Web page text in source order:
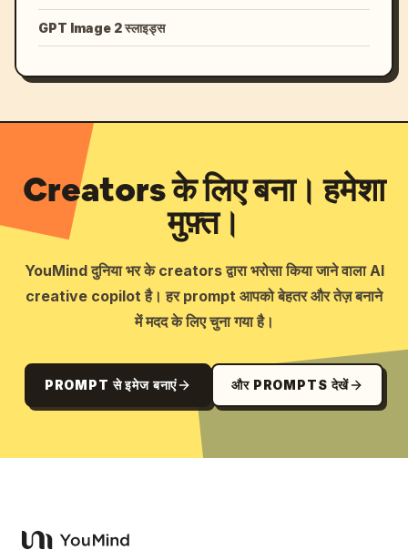
GPT Image 2 स्लाइड्स
Creators के लिए बना। हमेशा
मुफ़्त।
YouMind दुनिया भर के creators द्वारा भरोसा किया जाने वाला AI
creative copilot है। हर prompt आपको बेहतर और तेज़ बनाने
में मदद के लिए चुना गया है।
PROMPT से इमेज बनाएं और PROMPTS देखें